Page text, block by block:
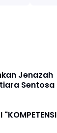
Jenazah
Sentosa